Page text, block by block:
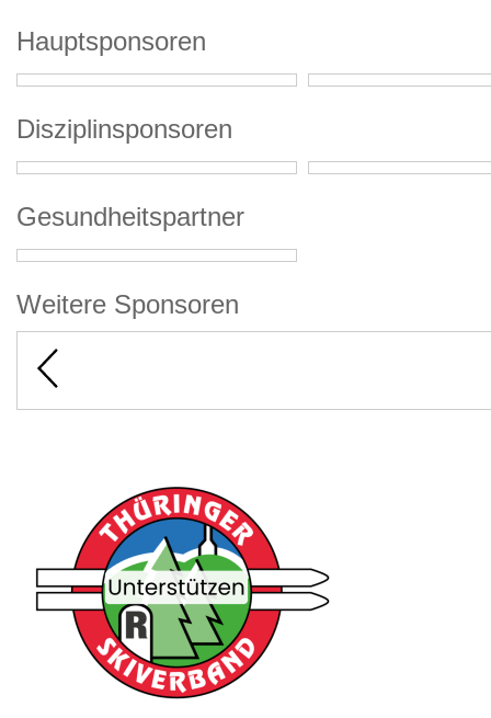
Hauptsponsoren
Disziplinsponsoren
Gesundheitspartner
Weitere Sponsoren